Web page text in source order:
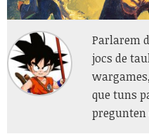
Parlarem
jocs de
que tuns
pregunten